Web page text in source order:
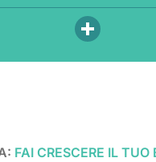
FAI CRESCERE IL TUO